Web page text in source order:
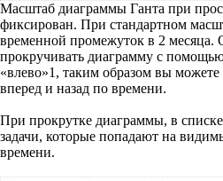
Масштаб диаграммы Ганта при
фиксирован. При стандартном
временной промежуток в 2 месяца.
прокручивать диаграмму с
«влево»1 , таким образом вы можете
вперед и назад по времени.
При прокрутке диаграммы, в списке
задачи, которые попадают на
времени.